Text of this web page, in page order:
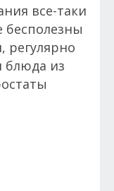
все-таки
бесполезны
регулярно
блюда из